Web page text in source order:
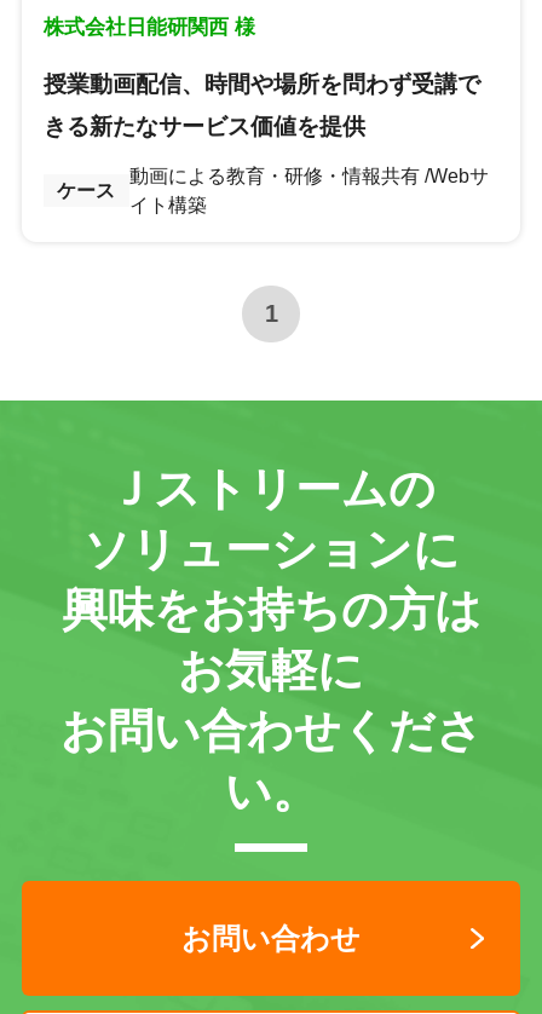
株式会社日能研関西 様
授業動画配信、時間や場所を問わず受講で
きる新たなサービス価値を提供
ケース
動画による教育・研修・情報共有 Webサ
イト構築
1
Ｊストリームの
ソリューションに
興味をお持ちの方は
お気軽に
お問い合わせくださ
い。
お問い合わせ